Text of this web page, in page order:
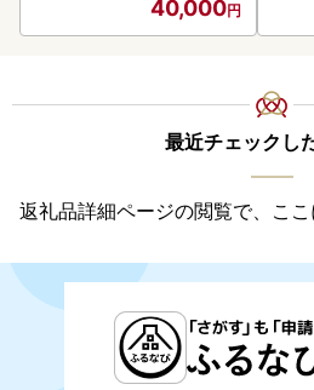
40,000
最近チェックし
返礼品詳細ページの閲覧で、ここ